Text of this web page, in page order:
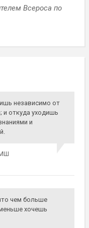
Всероса по
независимо от
и откуда уходишь
и
чем больше
хочешь